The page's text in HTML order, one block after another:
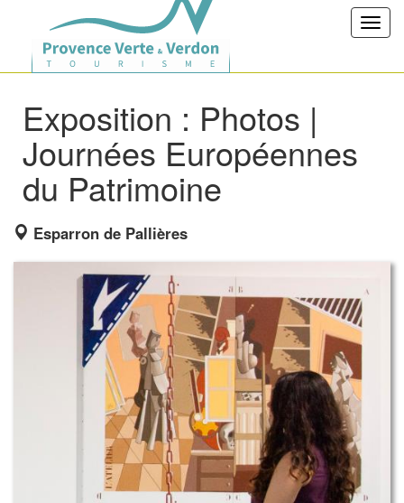
Exposition : Photos |
Journées Européennes
du Patrimoine
Esparron de Pallières